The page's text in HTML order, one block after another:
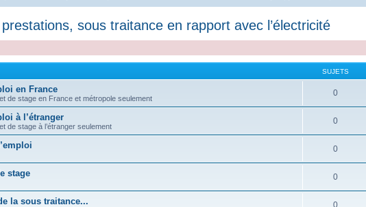
sous traitance en rapport avec l’électricité
SUJETS
en France
de stage en France et métropole seulement
0
à l’étranger
de stage à l’étranger seulement
0
0
stage 0
la sous traitance... 0